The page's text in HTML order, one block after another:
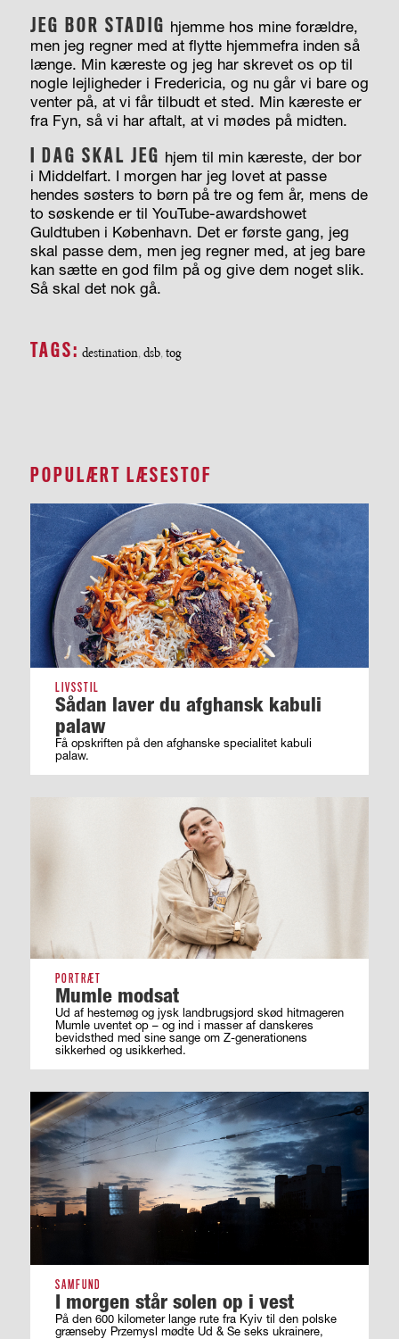
JEG BOR STADIG hjemme hos mine forældre,
men jeg regner med at flytte hjemmefra inden så
længe. Min kæreste og jeg har skrevet os op til
nogle lejligheder i Fredericia, og nu går vi bare og
venter på, at vi får tilbudt et sted. Min kæreste er
fra Fyn, så vi har aftalt, at vi mødes på midten.
I DAG SKAL JEG hjem til min kæreste, der bor
i Middelfart. I morgen har jeg lovet at passe
hendes søsters to børn på tre og fem år, mens de
to søskende er til YouTube-awardshowet
Guldtuben i København. Det er første gang, jeg
skal passe dem, men jeg regner med, at jeg bare
kan sætte en god film på og give dem noget slik.
Så skal det nok gå.
TAGS: destination, dsb, tog
POPULÆRT LÆSESTOF
LIVSSTIL
Sådan laver du afghansk kabuli
palaw
Få opskriften på den afghanske specialitet kabuli
palaw.
PORTRÆT
Mumle modsat
Ud af hestemøg og jysk landbrugsjord skød hitmageren
Mumle uventet op – og ind i masser af ­danskeres
bevidsthed med sine sange om ­Z-generationens
sikkerhed og usikkerhed.
SAMFUND
I morgen står solen op i vest
På den 600 kilometer lange rute fra Kyiv til den polske
grænseby Przemysl mødte Ud & Se seks ukrainere,